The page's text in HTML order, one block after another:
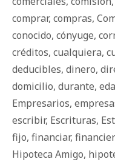
comprar, compras,
conocido, cónyuge,
créditos, cualquiera,
deducibles, dinero,
domicilio, durante,
Empresarios,
escribir, Escrituras,
fijo, financiar,
Hipoteca Amigo,